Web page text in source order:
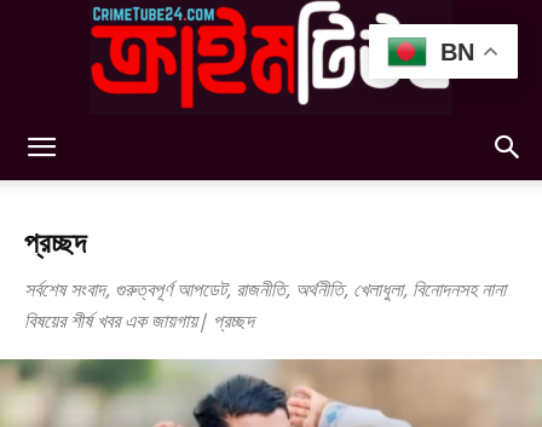
প্রচ্ছদ
সর্বশেষ সংবাদ, গুরুত্বপূর্ণ আপডেট, রাজনীতি, অর্থনীতি, খেলাধুলা, বিনোদনসহ নানা
বিষয়ের শীর্ষ খবর এক জায়গায়| প্রচ্ছদ
BN